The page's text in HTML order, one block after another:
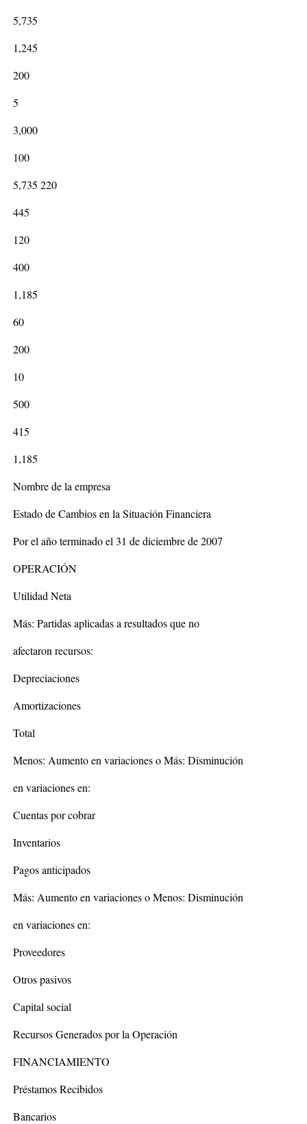
5,735
1,245
200
5
3,000
100
5,735 220
445
120
400
1,185
60
200
10
500
415
1,185
Nombre de la empresa
Estado de Cambios en la Situación Financiera
Por el año terminado el 31 de diciembre de 2007
OPERACIÓN
Utilidad Neta
Más: Partidas aplicadas a resultados que no
afectaron recursos:
Depreciaciones
Amortizaciones
Total
Menos: Aumento en variaciones o Más: Disminución
en variaciones en:
Cuentas por cobrar
Inventarios
Pagos anticipados
Más: Aumento en variaciones o Menos: Disminución
en variaciones en:
Proveedores
Otros pasivos
Capital social
Recursos Generados por la Operación
FINANCIAMIENTO
Préstamos Recibidos
Bancarios